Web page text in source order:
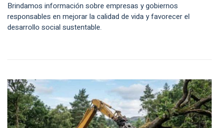
Brindamos información sobre empresas y gobiernos
responsables en mejorar la calidad de vida y favorecer el
desarrollo social sustentable.